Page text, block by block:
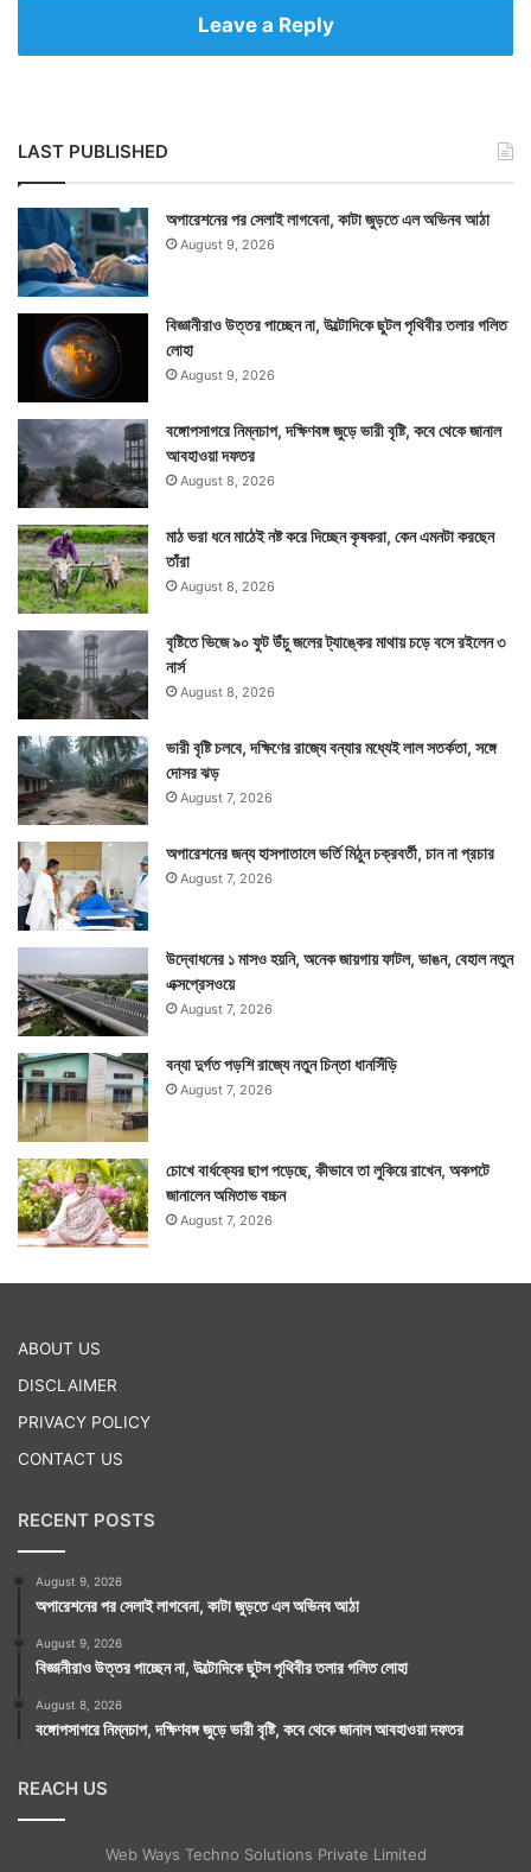
মানুষ সেখানে লুকিয়ে থাকেন। মূলত কিছু পরিযায়ী শ্রমিক এখানে
থাকতে বাধ্য হন। গ্রাম থেকে শহরে এসে কম খরচে বাসস্থানের
Tags China
Leave a Reply
LAST PUBLISHED
অপারেশনের পর সেলাই লাগবেনা, কাটা জুড়তে এল অভিনব আঠা
August 9, 2026
বিজ্ঞানীরাও উত্তর পাচ্ছেন না, উল্টোদিকে ছুটল পৃথিবীর তলার গলিত
লোহা
August 9, 2026
বঙ্গোপসাগরে নিম্নচাপ, দক্ষিণবঙ্গ জুড়ে ভারী বৃষ্টি, কবে থেকে জানাল
আবহাওয়া দফতর
August 8, 2026
মাঠ ভরা ধনে মাঠেই নষ্ট করে দিচ্ছেন কৃষকরা, কেন এমনটা করছেন
তাঁরা
August 8, 2026
বৃষ্টিতে ভিজে ৯০ ফুট উঁচু জলের ট্যাঙ্কের মাথায় চড়ে বসে রইলেন ৩
নার্স
August 8, 2026
ভারী বৃষ্টি চলবে, দক্ষিণের রাজ্যে বন্যার মধ্যেই লাল সতর্কতা, সঙ্গে
দোসর ঝড়
August 7, 2026
অপারেশনের জন্য হাসপাতালে ভর্তি মিঠুন চক্রবর্তী, চান না প্রচার
August 7, 2026
উদ্বোধনের ১ মাসও হয়নি, অনেক জায়গায় ফাটল, ভাঙন, বেহাল নতুন
এক্সপ্রেসওয়ে
August 7, 2026
বন্যা দুর্গত পড়শি রাজ্যে নতুন চিন্তা ধানসিঁড়ি
August 7, 2026
চোখে বার্ধক্যের ছাপ পড়েছে, কীভাবে তা লুকিয়ে রাখেন, অকপটে
জানালেন অমিতাভ বচ্চন
August 7, 2026
ABOUT US
DISCLAIMER
PRIVACY POLICY
CONTACT US
RECENT POSTS
August 9, 2026
অপারেশনের পর সেলাই লাগবেনা, কাটা জুড়তে এল অভিনব আঠা
August 9, 2026
বিজ্ঞানীরাও উত্তর পাচ্ছেন না, উল্টোদিকে ছুটল পৃথিবীর তলার গলিত লোহা
August 8, 2026
বঙ্গোপসাগরে নিম্নচাপ, দক্ষিণবঙ্গ জুড়ে ভারী বৃষ্টি, কবে থেকে জানাল আবহাওয়া দফতর
REACH US
Web Ways Techno Solutions Private Limited